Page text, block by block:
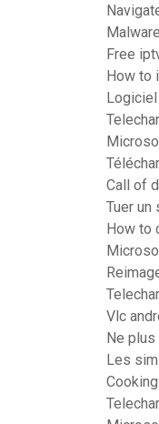
Free
How to
Call of
Tuer
How to
Vlc
Ne plus
Les